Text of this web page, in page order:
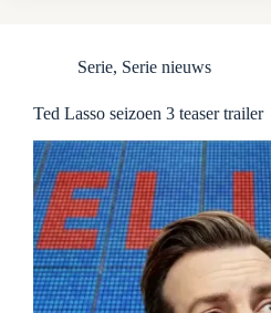
Serie, Serie nieuws
Ted Lasso seizoen 3 teaser trailer